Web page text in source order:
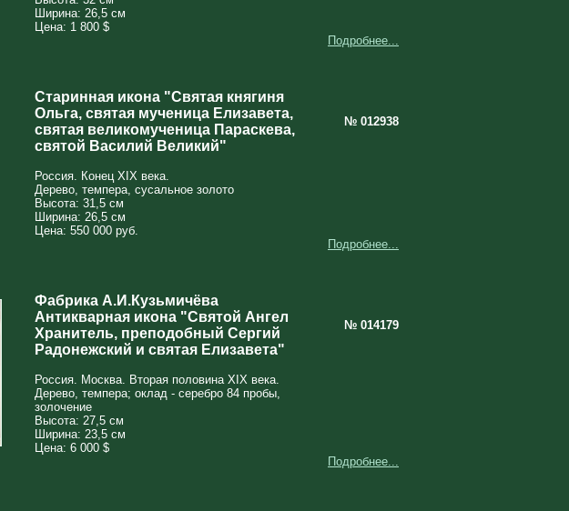
Ширина: 26,5 см
Цена: 1 800 $
Подробнее...
Старинная икона "Святая княгиня
Ольга, святая мученица Елизавета,
святая великомученица Параскева,
святой Василий Великий"
№ 012938
Россия. Конец XIX века.
Дерево, темпера, сусальное золото
Высота: 31,5 см
Ширина: 26,5 см
Цена: 550 000 руб.
Подробнее...
Фабрика А.И.Кузьмичёва
Антикварная икона "Святой Ангел
Хранитель, преподобный Сергий
Радонежский и святая Елизавета"
№ 014179
Россия. Москва. Вторая половина XIX века.
Дерево, темпера; оклад - серебро 84 пробы,
золочение
Высота: 27,5 см
Ширина: 23,5 см
Цена: 6 000 $
Подробнее...